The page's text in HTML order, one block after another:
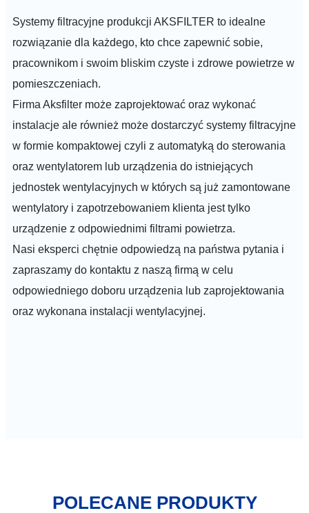
Systemy filtracyjne produkcji AKSFILTER to idealne
rozwiązanie dla każdego, kto chce zapewnić sobie,
pracownikom i swoim bliskim czyste i zdrowe powietrze w
pomieszczeniach.
Firma Aksfilter może zaprojektować oraz wykonać
instalacje ale również może dostarczyć systemy filtracyjne
w formie kompaktowej czyli z automatyką do sterowania
oraz wentylatorem lub urządzenia do istniejących
jednostek wentylacyjnych w których są już zamontowane
wentylatory i zapotrzebowaniem klienta jest tylko
urządzenie z odpowiednimi filtrami powietrza.
Nasi eksperci chętnie odpowiedzą na państwa pytania i
zapraszamy do kontaktu z naszą firmą w celu
odpowiedniego doboru urządzenia lub zaprojektowania
oraz wykonana instalacji wentylacyjnej.
POLECANE PRODUKTY